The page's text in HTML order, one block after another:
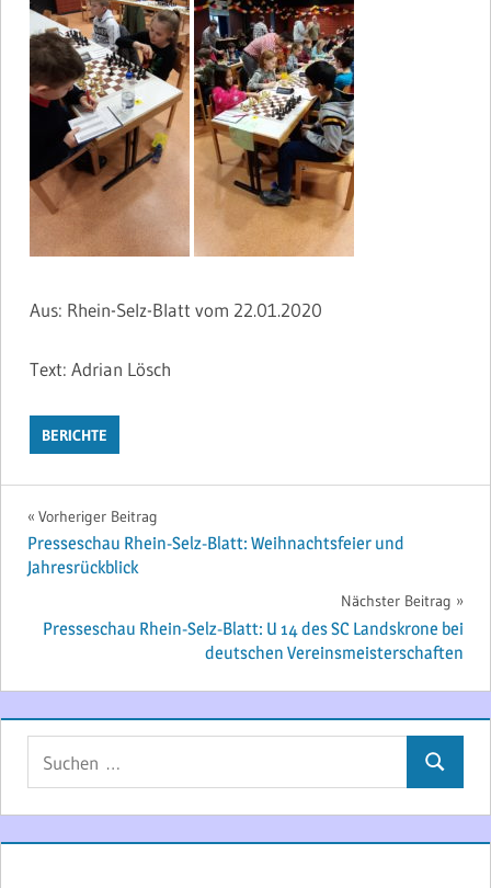
Aus: Rhein-Selz-Blatt vom 22.01.2020
Text: Adrian Lösch
BERICHTE
Beitragsnavigation
Vorheriger Beitrag
Presseschau Rhein-Selz-Blatt: Weihnachtsfeier und
Jahresrückblick
Nächster Beitrag
Presseschau Rhein-Selz-Blatt: U 14 des SC Landskrone bei
deutschen Vereinsmeisterschaften
Suchen